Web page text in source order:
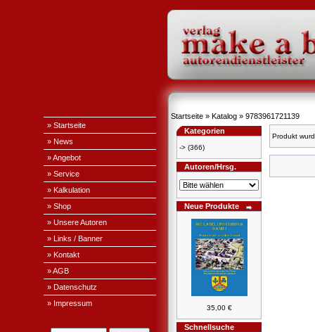
» Startseite
» News
» Angebot
» Service
» Kalkulation
» Shop
» Unsere Autoren
» Links / Banner
» Kontakt
» AGB
» Datenschutz
» Impressum
Startseite » Katalog » 9783961721139
Kategorien
-> (366)
Autoren/Hrsg.
Neue Produkte
35,00 €
Schnellsuche
Produkt